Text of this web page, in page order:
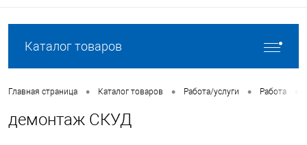
Каталог товаров
Главная страница • Каталог товаров • Работа/услуги • Работа
демонтаж СКУД